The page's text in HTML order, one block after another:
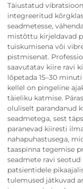
Täiustatud
integreeritud
seadmetesse,
mistõttu kirjeldavad
tuiskumisena või
pistmisenat.
saavutatav kiire ravi
lõpetada 15–30
kellel on pingeline
täieliku katmise.
oluliselt parandanud
seadmetega, sest
paranevad kiiresti
nahapuhastusega,
taaspinna tegemise
seadmete ravi seotud
patsientidele
tulemused jätkuvad